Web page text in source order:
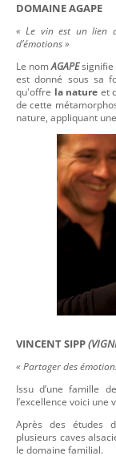
DOMAINE AGAPE
« Le vin est un lien
d’émotions »
Le nomAGAPEsignifie
est donné sous sa
qu'offre la nature et
de cette
nature, appliquant
VINCENT SIPP
« Partager des
Issu d’une famille
l’excellence voici une
Après des études
plusieurs caves
le domaine familial.